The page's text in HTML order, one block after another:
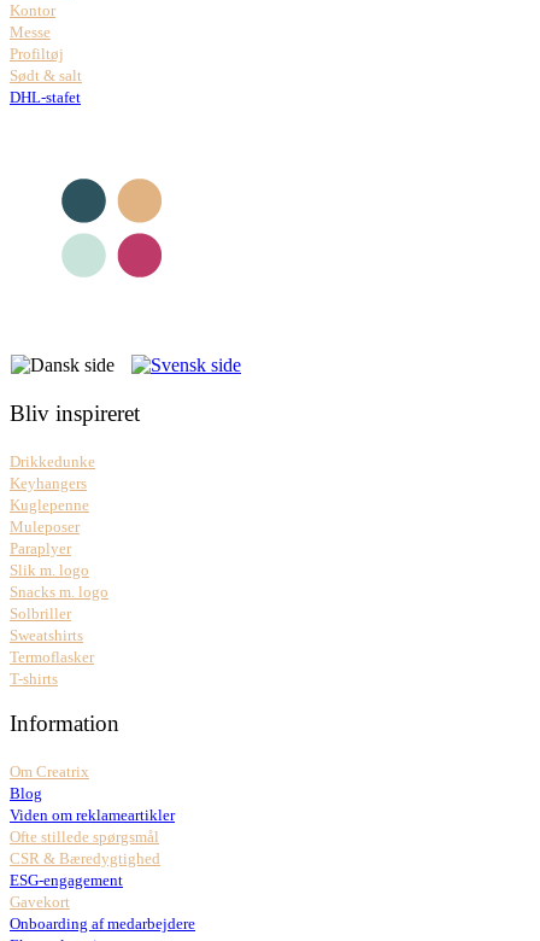
Kontor
Messe
Profiltøj
Sødt & salt
DHL-stafet
Bliv inspireret
Drikkedunke
Keyhangers
Kuglepenne
Muleposer
Paraplyer
Slik m. logo
Snacks m. logo
Solbriller
Sweatshirts
Termoflasker
T-shirts
Information
Om Creatrix
Blog
Viden om reklameartikler
Ofte stillede spørgsmål
CSR & Bæredygtighed
ESG-engagement
Gavekort
Onboarding af medarbejdere